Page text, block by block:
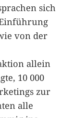
sich
von der
allein
10 000
zur
alle